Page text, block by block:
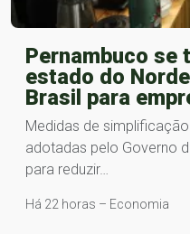
Pernambuco se
estado do
Brasil para
Medidas de
adotadas pelo Governo
para reduzir…
Há 22 horas – Economia